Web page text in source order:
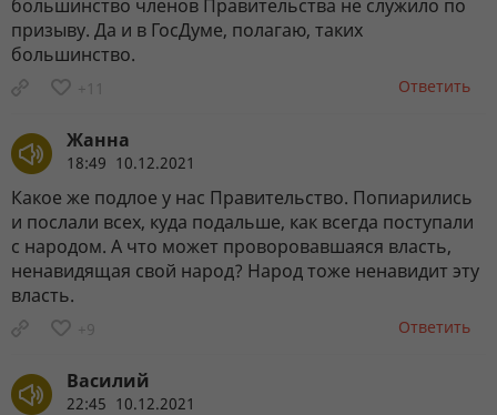
большинство членов Правительства не служило по
призыву. Да и в ГосДуме, полагаю, таких
большинство.
+11 Ответить
Жанна
18:49 10.12.2021
Какое же подлое у нас Правительство. Попиарились
и послали всех, куда подальше, как всегда поступали
с народом. А что может проворовавшаяся власть,
ненавидящая свой народ? Народ тоже ненавидит эту
власть.
+9 Ответить
Василий
22:45 10.12.2021